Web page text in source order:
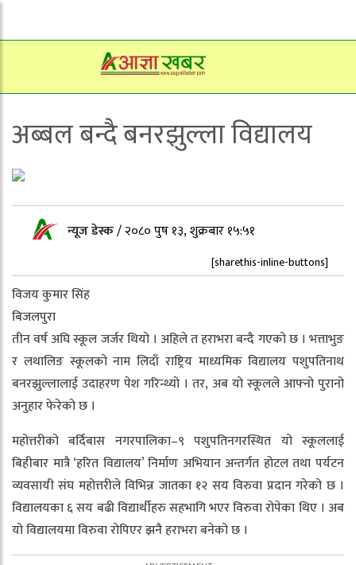
अब्बल बन्दै बनरझुल्ला विद्यालय
न्यूज डेस्क/२०८० पुष १३, शुक्रबार १५:५१
[sharethis-inline-buttons]
विजय कुमार सिंह
बिजलपुरा
तीन वर्ष अघि स्कूल जर्जर थियो । अहिले त हराभरा बन्दै गएको छ । भत्ताभुङ
र लथालिङ स्कूलको नाम लिदाँ राष्ट्रिय माध्यमिक विद्यालय पशुपतिनाथ
बनरझुल्लालाई उदाहरण पेश गरिन्थ्यो । तर, अब यो स्कूलले आफ्नो पुरानो
अनुहार फेरेको छ ।
महोत्तरीको बर्दिबास नगरपालिका–९ पशुपतिनगरस्थित यो स्कूललाई
बिहीबार मात्रै ‘हरित विद्यालय’ निर्माण अभियान अन्तर्गत होटल तथा पर्यटन
व्यवसायी संघ महोत्तरीले विभिन्न जातका १२ सय विरुवा प्रदान गरेको छ ।
विद्यालयका ६ सय बढी विद्यार्थीहरु सहभागि भएर विरुवा रोपेका थिए । अब
यो विद्यालयमा विरुवा रोपिएर झनै हराभरा बनेको छ ।